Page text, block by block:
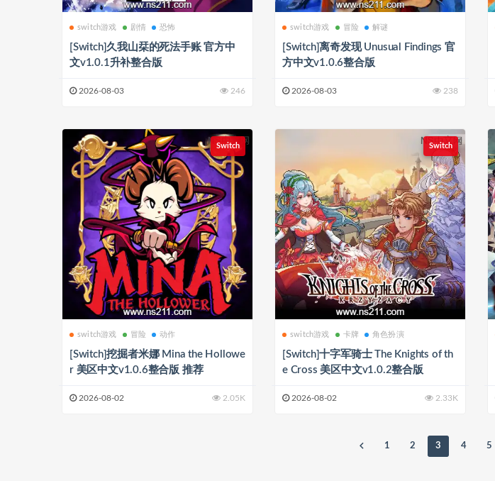
switch游戏 剧情 恐怖
[Switch]久我山栞的死法手账 官方中
文v1.0.1升补整合版
2026-08-03 246
switch游戏 冒险 解谜
[Switch]离奇发现 Unusual Findings 官
方中文v1.0.6整合版
2026-08-03 238
Switch
switch游戏 冒险 动作
[Switch]挖掘者米娜 Mina the Hollowe
r 美区中文v1.0.6整合版 推荐
2026-08-02 2.05K
Switch
switch游戏 卡牌 角色扮演
[Switch]十字军骑士 The Knights of th
e Cross 美区中文v1.0.2整合版
2026-08-02 2.33K
1 2 3 4 5